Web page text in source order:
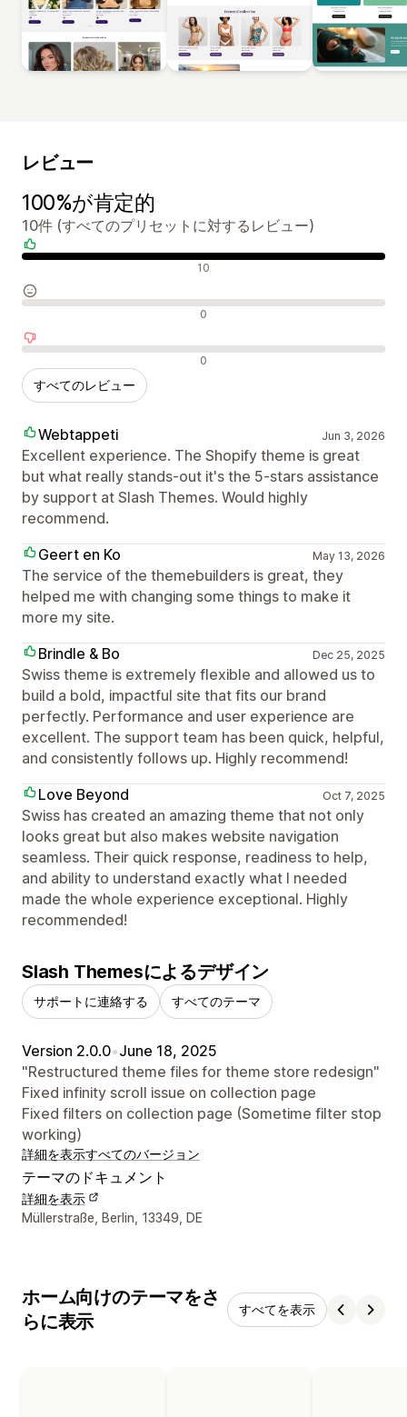
レビュー
100%が肯定的
10件 (すべてのプリセットに対するレビュー)
肯定的なレビュー 10
中間的なレビュー 0
否定的なレビュー 0
すべてのレビュー
Webtappeti Jun 3, 2026
Excellent experience. The Shopify theme is great
but what really stands-out it's the 5-stars assistance
by support at Slash Themes. Would highly
recommend.
Geert en Ko
May 13, 2026
The service of the themebuilders is great, they
helped me with changing some things to make it
more my site.
Brindle & Bo
Dec 25, 2025
Swiss theme is extremely flexible and allowed us to
build a bold, impactful site that fits our brand
perfectly. Performance and user experience are
excellent. The support team has been quick, helpful,
and consistently follows up. Highly recommend!
Love Beyond
Oct 7, 2025
Swiss has created an amazing theme that not only
looks great but also makes website navigation
seamless. Their quick response, readiness to help,
and ability to understand exactly what I needed
made the whole experience exceptional. Highly
recommended!
Slash Themesによるデザイン
サポートに連絡する すべてのテーマ
Version 2.0.0•June 18, 2025
"Restructured theme files for theme store redesign"
Fixed infinity scroll issue on collection page
Fixed filters on collection page (Sometime filter stop
working)
詳細を表示すべてのバージョン
テーマのドキュメント
詳細を表示
デザイナーの連絡先情報
Müllerstraße, Berlin, 13349, DE
ホーム向けのテーマをさ
らに表示
すべてを表示